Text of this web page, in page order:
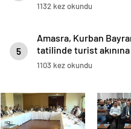
1132 kez okundu
5
Amasra, Kurban
tatilinde turist akınına
1103 kez okundu